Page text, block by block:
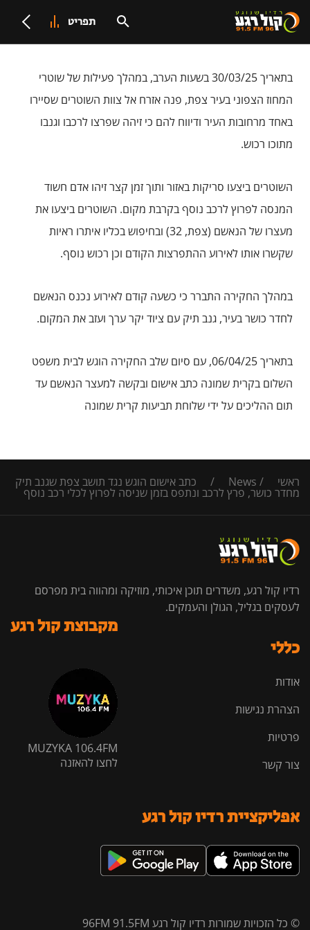
תפריט
בתאריך 30/03/25 בשעות הערב, במהלך פעילות של שוטרי
המחוז הצפוני בעיר צפת, פנה אזרח אל צוות השוטרים שסיירו
באחד מרחובות העיר ודיווח להם כי זיהה שפרצו לרכבו וגנבו
מתוכו רכוש.
השוטרים ביצעו סריקות באזור ותוך זמן קצר זיהו אדם חשוד
המנסה לפרוץ לרכב נוסף בקרבת מקום. השוטרים ביצעו את
מעצרו של הנאשם (צפת, 32) ובחיפוש בכליו איתרו ראיות
שקשרו אותו לאירוע ההתפרצות הקודם וכן רכוש נוסף.
במהלך החקירה התברר כי כשעה קודם לאירוע נכנס הנאשם
לחדר כושר בעיר, גנב תיק עם ציוד יקר ערך ועזב את המקום.
בתאריך 06/04/25, עם סיום שלב החקירה הוגש לבית משפט
השלום בקרית שמונה כתב אישום ובקשה למעצר הנאשם עד
תום ההליכים על ידי שלוחת תביעות קרית שמונה
ראשי /
News
/ כתב אישום הוגש נגד תושב צפת שגנב תיק
מחדר כושר, פרץ לרכב ונתפס בזמן שניסה לפרוץ לכלי רכב נוסף
רדיו קול רגע, משדרים תוכן איכותי, מוזיקה ומהווה בית מפרסם
לעסקים בגליל, הגולן והעמקים.
כללי
אודות
הצהרת נגישות
פרטיות
צור קשר
מקבוצת קול רגע
MUZYKA 106.4FM
לחצו להאזנה
אפליקציית רדיו קול רגע
© כל הזכויות שמורות רדיו קול רגע 96FM 91.5FM